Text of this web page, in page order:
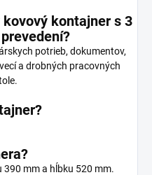
kontajner s 3
potrieb, dokumentov,
a drobných pracovných
390 mm a hĺbku 520 mm.